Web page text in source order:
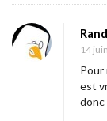
14
Pour
est
donc